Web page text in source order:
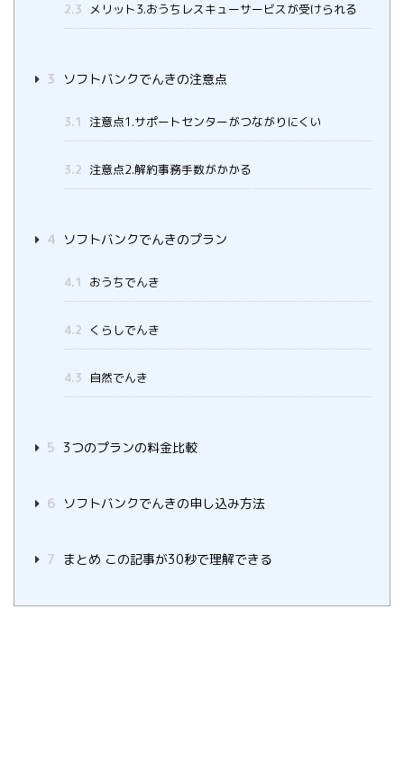
2.3 メリット3.おうちレスキューサービスが受けられる
3 ソフトバンクでんきの注意点
3.1 注意点1.サポートセンターがつながりにくい
3.2 注意点2.解約事務手数がかかる
4 ソフトバンクでんきのプラン
4.1 おうちでんき
4.2 くらしでんき
4.3 自然でんき
5 3つのプランの料金比較
6 ソフトバンクでんきの申し込み方法
7 まとめ この記事が30秒で理解できる